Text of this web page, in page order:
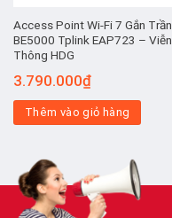
Access Point Wi-Fi 7 Gắn Trần
BE5000 Tplink EAP723 – Viễn
Thông HDG
3.790.000₫
Thêm vào giỏ hàng